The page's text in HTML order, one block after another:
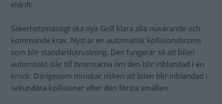
eldrift.
Säkerhetsmässigt ska nya Golf klara alla nuvarande och
kommande krav. Nytt är en automatisk kollisionsbroms
som blir standardutrustning. Den fungerar så att bilen
automtiskt slår till bromsarna om den blir inblandad i en
krock. Därigenom minskar risken att bilen blir inblandad i
sekundära kollisioner efter den första smällen.